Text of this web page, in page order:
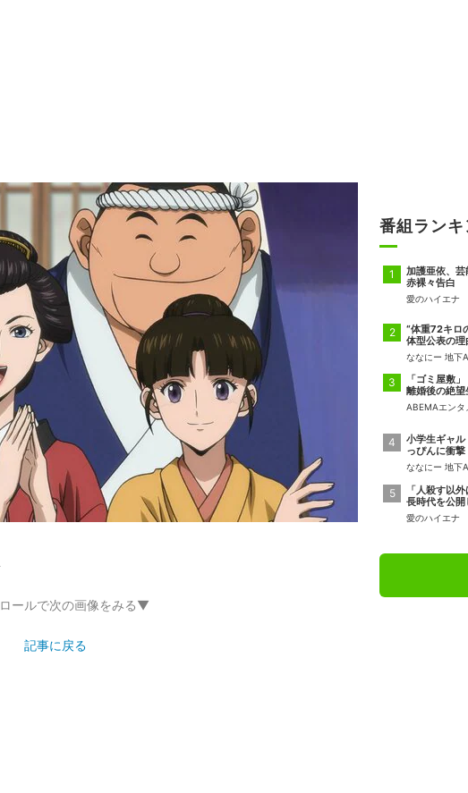
ールで次の画像をみる▼
記事に戻る
番組ランキ
加護亜依、芸
赤裸々告白
愛のハイエナ
“体重72キロ
体型公表の理
ななにー 地下
「ゴミ屋敷
離婚後の絶望
ABEMAエンタ
小学生ギャ
っぴんに衝撃
ななにー 地下
「人殺す以
長時代を公開
愛のハイエナ